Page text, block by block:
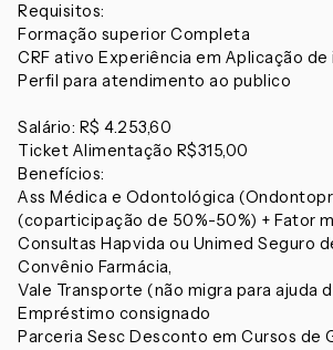
Requisitos:
Formação superior Completa
CRF ativo Experiência em Aplicação
Perfil para atendimento ao publico
Salário: R$ 4.253,60
Ticket Alimentação R$315,00
Benefícios:
Ass Médica e Odontológica
(coparticipação de 50%-50%) + Fator
Consultas Hapvida ou Unimed Seguro
Convênio Farmácia,
Vale Transporte (não migra para ajuda
Empréstimo consignado
Parceria Sesc Desconto em Cursos de